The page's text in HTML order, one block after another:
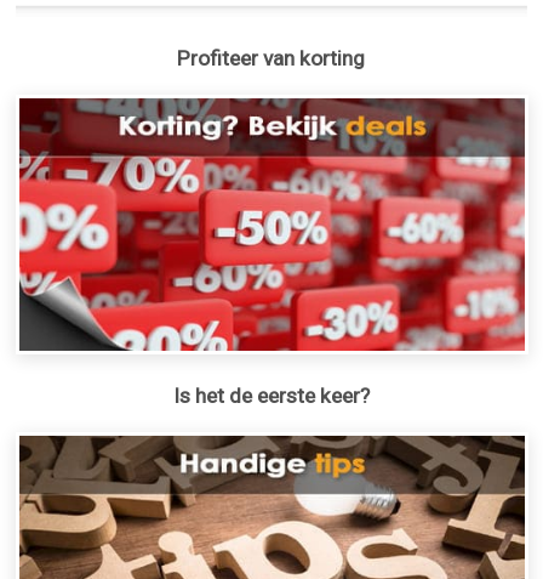
Profiteer van korting
Is het de eerste keer?